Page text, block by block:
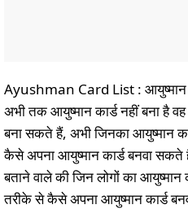
Ayushman Card List : आयुष्मान
अभी तक आयुष्मान कार्ड नहीं बना है
बना सकते हैं, अभी जिनका आयुष्मान
कैसे अपना आयुष्मान कार्ड बनवा
बताने वाले की जिन लोगों का आयुष्मान
तरीके से कैसे अपना आयुष्मान कार्ड